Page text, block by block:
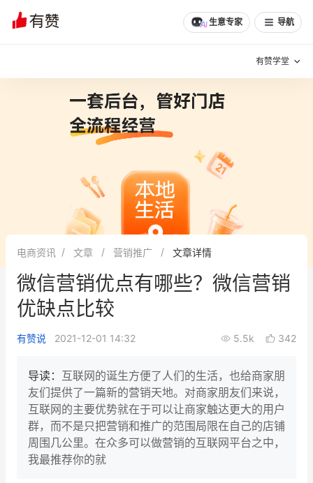
生意专家 导航
有赞学堂
增长方法
有赞专家说
新零售最佳实践
面对面聊增长
新零售大会
增长产品指南
智库 产品场景库
产品更新动态
电商资讯 文章 营销推广 文章详情
微信营销优点有哪些？微信营销
优缺点比较
有赞说 2021-12-01 14:32 5.5k 342
导读： 互联网的诞生方便了人们的生活，也给商家朋
友们提供了一篇新的营销天地。对商家朋友们来说，
互联网的主要优势就在于可以让商家触达更大的用户
群，而不是只把营销和推广的范围局限在自己的店铺
周围几公里。在众多可以做营销的互联网平台之中，
我最推荐你的就